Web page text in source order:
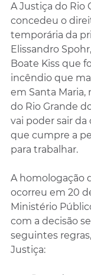
A Justiça do Rio
concedeu o
temporária da
Elissandro
Boate Kiss que
incêndio que
em Santa Maria,
do Rio Grande
vai poder sair da
que cumpre a
para trabalhar.
A homologação
ocorreu em 20
Ministério
com a decisão
seguintes
Justiça: